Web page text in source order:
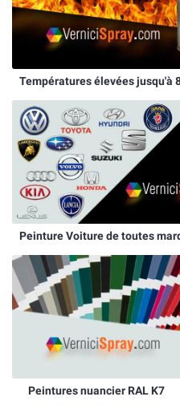
Températures élevées jusqu'à
Peinture Voiture de toutes
Peintures nuancier RAL K7